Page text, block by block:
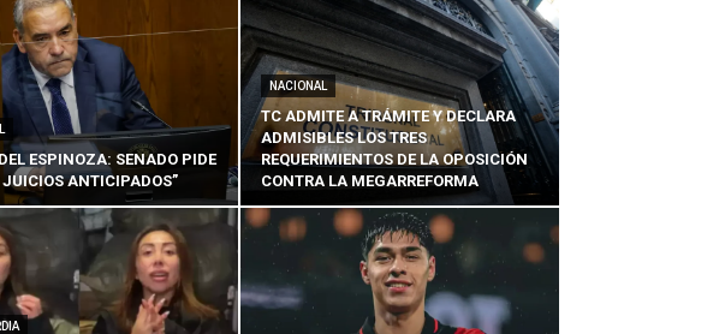
ESPINOZA: SENADO PIDE
JUICIOS ANTICIPADOS”
NACIONAL
TC ADMITE A TRÁMITE Y DECLARA
ADMISIBLES LOS TRES
REQUERIMIENTOS DE LA OPOSICIÓN
CONTRA LA MEGARREFORMA